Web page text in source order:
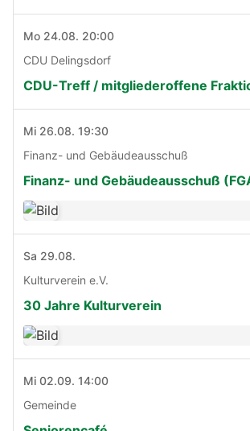
Mo 24.08. 20:00
CDU Delingsdorf
CDU-Treff / mitgliederoffene
Mi 26.08. 19:30
Finanz- und Gebäudeausschuß
Finanz- und Gebäudeausschuß
Sa 29.08.
Kulturverein e.V.
30 Jahre Kulturverein
Mi 02.09. 14:00
Gemeinde